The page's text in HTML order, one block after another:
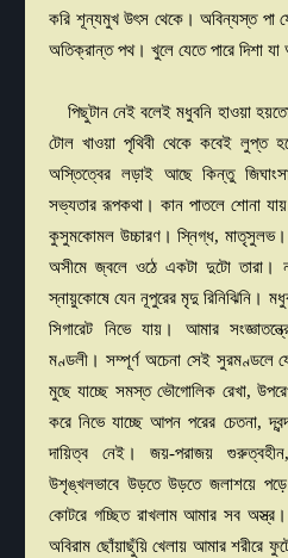
করি শূন্যমুখ উৎস থেকে। অবিন্যস্ত পা
অতিক্রান্ত পথ। খুলে যেতে পারে দিশা
পিছুটান নেই বলেই মধুবনি হাওয়া
টোল খাওয়া পৃথিবী থেকে কবেই লুপ্ত
অস্তিত্বের লড়াই আছে কিন্তু
সভ্যতার রূপকথা। কান পাতলে শোনা
কুসুমকোমল উচ্চারণ। স্নিগ্ধ, মাতৃসুলভ।
অসীমে জ্বলে ওঠে একটা দুটো তারা।
স্নায়ুকোষে যেন নূপুরের মৃদু রিনিঝিনি।
সিগারেট নিভে যায়। আমার
মণ্ডলী। সম্পূর্ণ অচেনা সেই সুরমণ্ডলে
মুছে যাচ্ছে সমস্ত ভৌগোলিক রেখা,
করে নিভে যাচ্ছে আপন পরের চেতনা,
দায়িত্ব নেই। জয়-পরাজয়
উশৃঙ্খলভাবে উড়তে উড়তে জলাশয়ে পড়ে
কোটরে গচ্ছিত রাখলাম আমার সব
অবিরাম ছোঁয়াছুঁয়ি খেলায় আমার